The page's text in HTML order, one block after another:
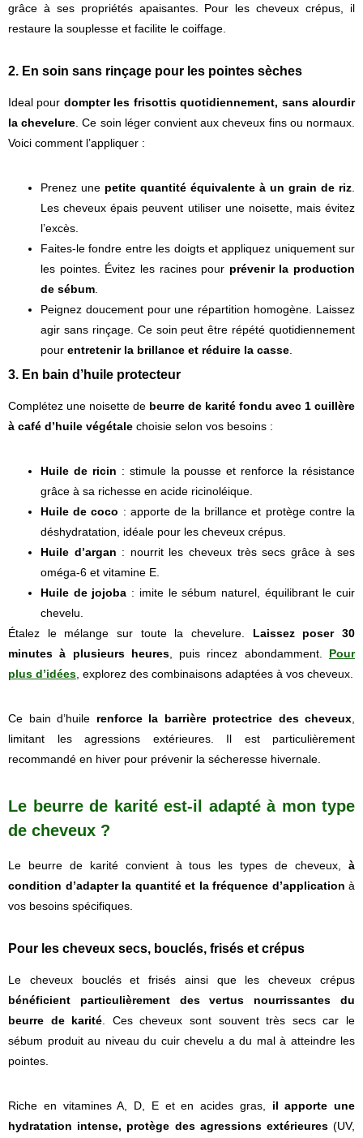
grâce à ses propriétés apaisantes. Pour les cheveux crépus, il
restaure la souplesse et facilite le coiffage.
2. En soin sans rinçage pour les pointes sèches
Ideal pour dompter les frisottis quotidiennement, sans alourdir
la chevelure . Ce soin léger convient aux cheveux fins ou normaux.
Voici comment l’appliquer :
Prenez une petite quantité équivalente à un grain de riz
Les cheveux épais peuvent utiliser une noisette, mais évitez
l’excès.
Faites-le fondre entre les doigts et appliquez uniquement sur
les pointes. Évitez les racines pour prévenir la production
de sébum
Peignez doucement pour une répartition homogène. Laissez
agir sans rinçage. Ce soin peut être répété quotidiennement
pour entretenir la brillance et réduire la casse
3. En bain d’huile protecteur
Complétez une noisette de beurre de karité fondu avec 1 cuillère
à café d’huile végétale choisie selon vos besoins :
Huile de ricin : stimule la pousse et renforce la résistance
grâce à sa richesse en acide ricinoléique.
Huile de coco : apporte de la brillance et protège contre la
déshydratation, idéale pour les cheveux crépus.
Huile d’argan : nourrit les cheveux très secs grâce à ses
oméga-6 et vitamine E.
Huile de jojoba : imite le sébum naturel, équilibrant le cuir
chevelu.
Étalez le mélange sur toute la chevelure. Laissez poser 30
minutes à plusieurs heures, puis rincez abondamment. Pour
plus d’idées , explorez des combinaisons adaptées à vos cheveux.
Ce bain d’huile renforce la barrière protectrice des cheveux
limitant les agressions extérieures. Il est particulièrement
recommandé en hiver pour prévenir la sécheresse hivernale.
Le beurre de karité est-il adapté à mon type
de cheveux ?
Le beurre de karité convient à tous les types de cheveux, à
condition d’adapter la quantité et la fréquence d’application à
vos besoins spécifiques.
Pour les cheveux secs, bouclés, frisés et crépus
Le cheveux bouclés et frisés ainsi que les cheveux crépus
bénéficient particulièrement des vertus nourrissantes du
beurre de karité . Ces cheveux sont souvent très secs car le
sébum produit au niveau du cuir chevelu a du mal à atteindre les
pointes.
Riche en vitamines A, D, E et en acides gras, il apporte une
hydratation intense, protège des agressions extérieures(UV,